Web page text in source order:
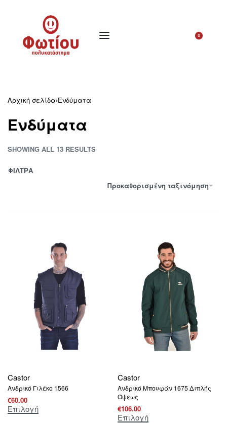
0
Αρχική σελίδα›Ενδύματα
Ενδύματα
SHOWING ALL 13 RESULTS
Προκαθορισμένη ταξινόμηση
ΦΙΛΤΡΑ
Castor
Ανδρικό Γιλέκο 1566
€60.00
Επιλογή
Castor
Ανδρικό Μπουφάν 1675 Διπλής
Όψεως
€106.00
Επιλογή